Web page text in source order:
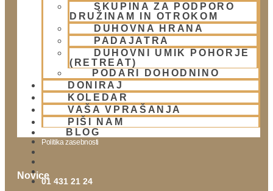
SKUPINA ZA PODPORO
DRUŽINAM IN OTROKOM
DUHOVNA HRANA
PADAJATRA
DUHOVNI UMIK POHORJE
(RETREAT)
PODARI DOHODNINO
DONIRAJ
KOLEDAR
VAŠA VPRAŠANJA
PIŠI NAM
BLOG
01 431 21 24
Klikni gumb spodaj.
Doniraj
Obišči nas
Lokacija
Urnik templja
Nedeljsko srečanje
Parkiranje
Politika zasebnosti
Novice